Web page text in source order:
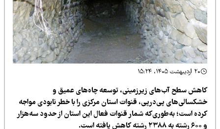
سطح آب‌های زیرزمینی، توسعه چاه‌های عمیق و
پی‌درپی، قنوات استان مرکزی را با خطر نابودی مواجه
است؛ به‌طوری‌که شمار قنوات فعال این استان از حدود سه‌هزار